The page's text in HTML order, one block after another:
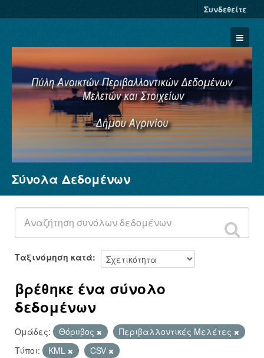
Συνδεθείτε
Σύνολα Δεδομένων
Φορείς
Ομάδες
Σχετικά
Σύνολα Δεδομένων
Ταξινόμηση κατά
βρέθηκε ένα σύνολο
δεδομένων
Ομάδες: Θόρυβος
Περιβαλλοντικές Μελέτες
Τύποι:
KML
CSV